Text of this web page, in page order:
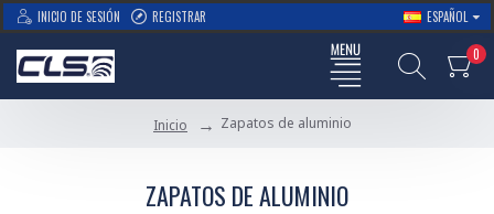
INICIO DE SESIÓN REGISTRAR ESPAÑOL
0
Inicio Zapatos de aluminio
ZAPATOS DE ALUMINIO